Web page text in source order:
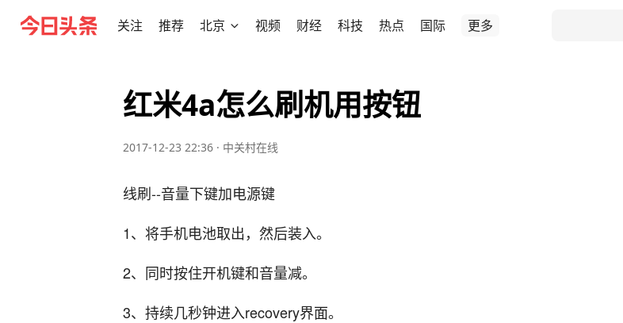
关注 推荐 北京 视频 财经 科技 热点 国际 更多
红米4a怎么刷机用按钮
2017-12-23 22:36 · 中关村在线
线刷--音量下键加电源键
1、将手机电池取出，然后装入。
2、同时按住开机键和音量减。
3、持续几秒钟进入recovery界面。